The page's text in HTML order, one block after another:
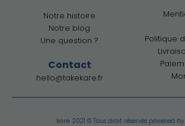
Notre histoire
Notre blog
Une question ?
Contact
hello@takekare.fr
Politique
kare. 2021 © Tous droit réservés powered by